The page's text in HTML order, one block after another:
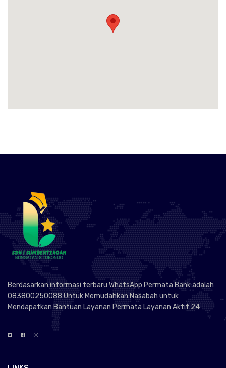
Berdasarkan informasi terbaru WhatsApp Permata Bank adalah
083800250088 Untuk Memudahkan Nasabah untuk
Mendapatkan Bantuan Layanan Permata Layanan Aktif 24